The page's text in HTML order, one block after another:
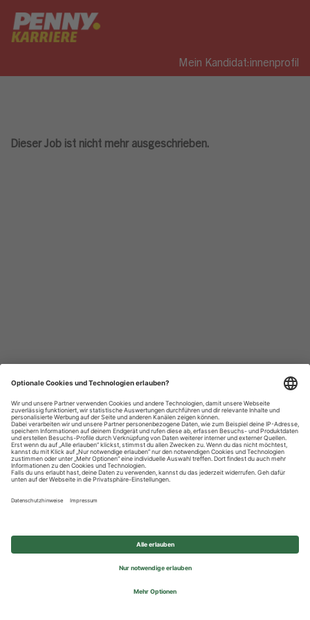
Mein Kandidat:innenprofil
Dieser Job ist nicht mehr ausgeschrieben.
Datenschutzhinweise
Impressum
Privatsphäre-Einstellungen
© 2026 REWE Group - All rights reserved